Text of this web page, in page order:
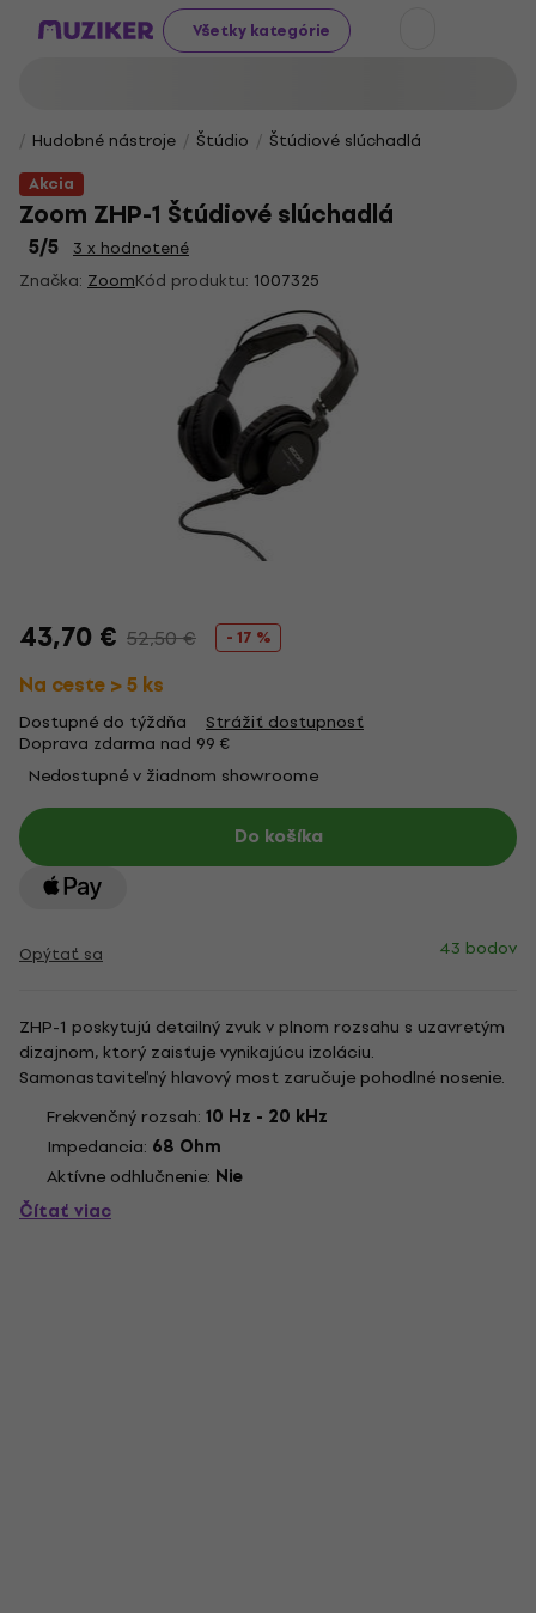
Všetky kategórie
Hudobné nástroje Štúdio
Štúdiové slúchadlá
Akcia
Zoom ZHP-1 Štúdiové slúchadlá
5/5
3 x hodnotené
Značka: ZoomKód produktu: 1007325
43,70 € 52,50 € - 17 %
Na ceste > 5 ks
Dostupné do týždňa Strážiť dostupnosť
Doprava zdarma nad 99 €
Nedostupné v žiadnom showroome
Do košíka
Opýtať sa 43 bodov
ZHP-1 poskytujú detailný zvuk v plnom rozsahu s uzavretým
dizajnom, ktorý zaisťuje vynikajúcu izoláciu.
Samonastaviteľný hlavový most zaručuje pohodlné nosenie.
Frekvenčný rozsah: 10 Hz - 20 kHz
Impedancia: 68 Ohm
Aktívne odhlučnenie: Nie
Čítať viac